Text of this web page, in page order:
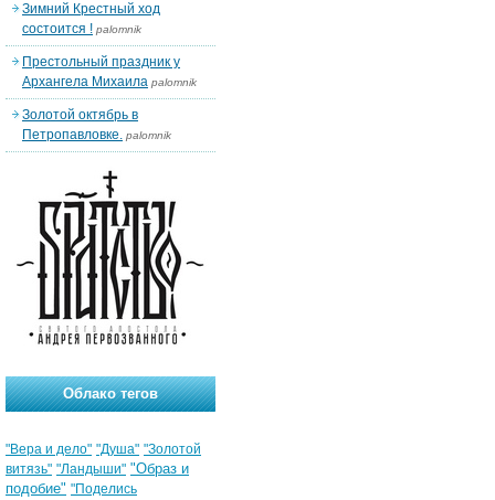
Зимний Крестный ход
состоится ! palomnik
Престольный праздник у
Архангела Михаила palomnik
Золотой октябрь в
Петропавловке. palomnik
Облако тегов
"Вера и дело" "Душа" "Золотой
витязь" "Ландыши" "Образ и
подобие" "Поделись